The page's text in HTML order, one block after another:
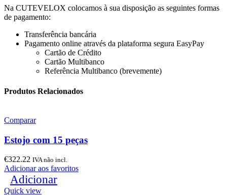
Na CUTEVELOX colocamos à sua disposição as seguintes formas
de pagamento:
Transferência bancária
Pagamento online através da plataforma segura EasyPay
Cartão de Crédito
Cartão Multibanco
Referência Multibanco (brevemente)
Produtos Relacionados
Comparar
Estojo com 15 peças
€322.22 IVA não incl.
Adicionar aos favoritos
Adicionar
Quick view